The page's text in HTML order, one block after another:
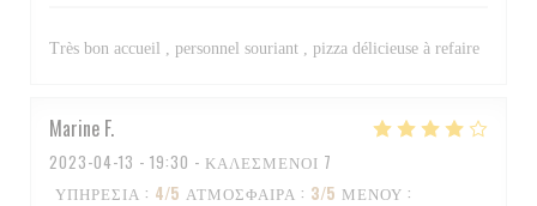
Très bon accueil , personnel souriant , pizza délicieuse à refaire
Marine F
2023-04-13 - 19:30 - ΚΑΛΕΣΜΈΝΟΙ 7
ΥΠΗΡΕΣΊΑ : 4/5 ΑΤΜΌΣΦΑΙΡΑ : 3/5 ΜΕΝΟΎ :